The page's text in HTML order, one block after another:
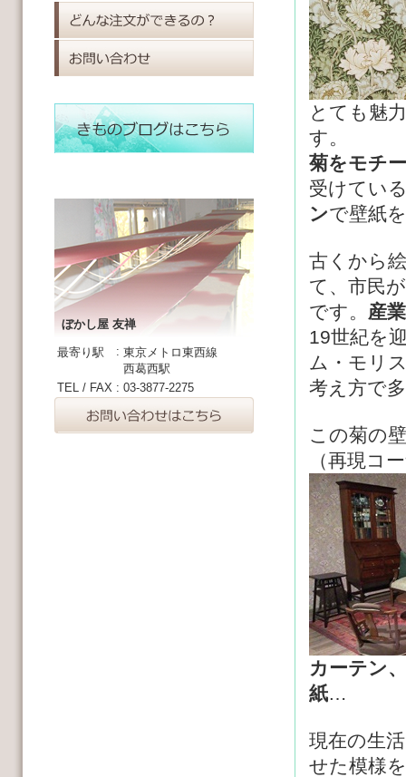
ぼかし屋 友禅
最寄り駅 : 東京メトロ東西線
西葛西駅
TEL / FAX : 03-3877-2275
とても魅
す。
菊をモチ
受けてい
ンで壁紙
古くから
て、市民
です。 産
19世紀を
ム・モリ
考え方で
この菊の
（再現コ
カーテン
紙…
現在の生
せた模様